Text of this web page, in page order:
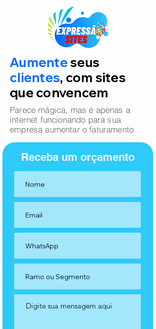
Aumenteseus
clientes, com sites
que convencem
Parece mágica, mas é apenas a
internet funcionando para sua
empresa aumentar o faturamento
Receba um orçamento